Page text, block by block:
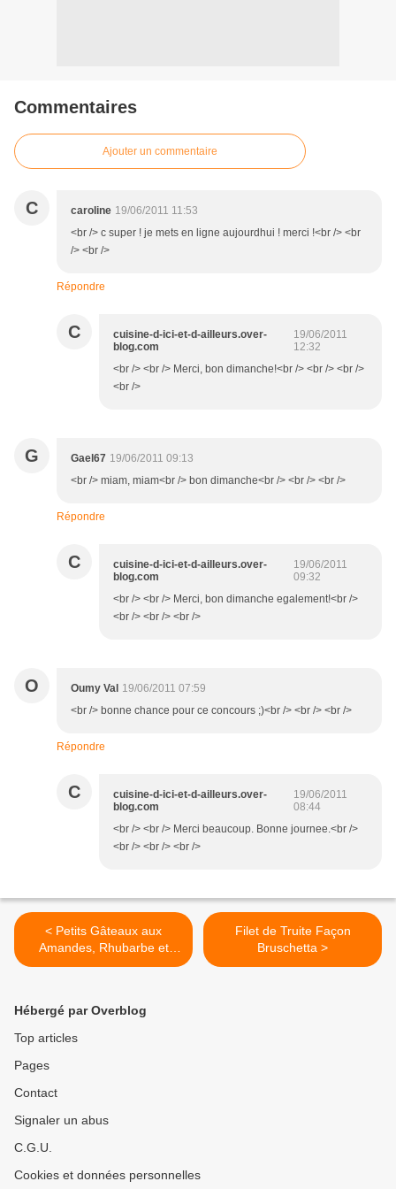
Commentaires
Ajouter un commentaire
C caroline 19/06/2011 11:53
<br /> c super ! je mets en ligne aujourdhui ! merci !<br /> <br
/> <br />
Répondre
C
cuisine-d-ici-et-d-ailleurs.over-
blog.com
19/06/2011
12:32
<br /> <br /> Merci, bon dimanche!<br /> <br /> <br />
<br />
G Gael67 19/06/2011 09:13
<br /> miam, miam<br /> bon dimanche<br /> <br /> <br />
Répondre
C
cuisine-d-ici-et-d-ailleurs.over-
blog.com
19/06/2011
09:32
<br /> <br /> Merci, bon dimanche egalement!<br />
<br /> <br /> <br />
O Oumy Val 19/06/2011 07:59
<br /> bonne chance pour ce concours ;)<br /> <br /> <br />
Répondre
C
cuisine-d-ici-et-d-ailleurs.over-
blog.com
19/06/2011
08:44
<br /> <br /> Merci beaucoup. Bonne journee.<br />
<br /> <br /> <br />
< Petits Gâteaux aux
Amandes, Rhubarbe et
Framboises
Filet de Truite Façon
Bruschetta >
Hébergé par Overblog
Top articles
Pages
Contact
Signaler un abus
C.G.U.
Cookies et données personnelles